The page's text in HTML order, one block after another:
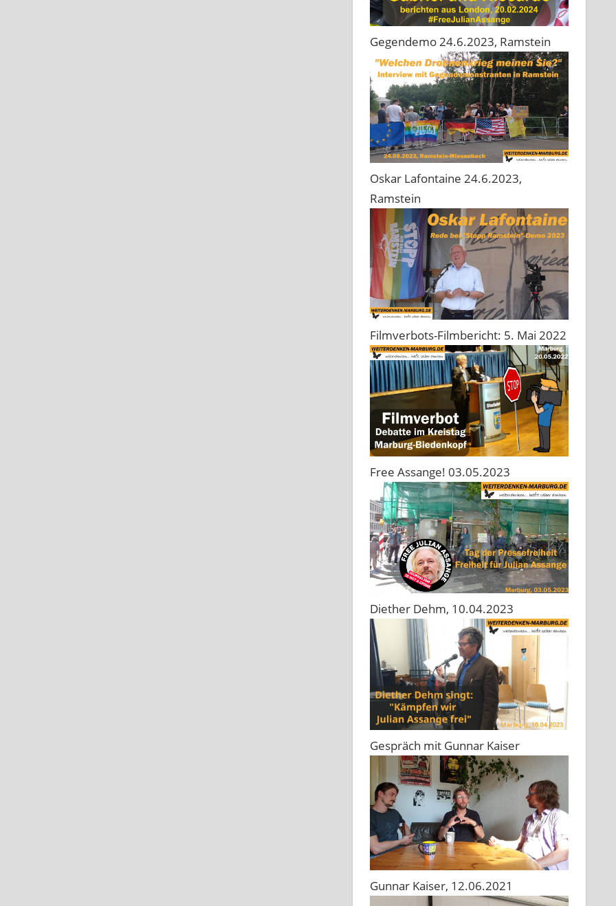
Gegendemo 24.6.2023, Ramstein
Oskar Lafontaine 24.6.2023,
Ramstein
Filmverbots-Filmbericht: 5. Mai 2022
Free Assange! 03.05.2023
Diether Dehm, 10.04.2023
Gespräch mit Gunnar Kaiser
Gunnar Kaiser, 12.06.2021